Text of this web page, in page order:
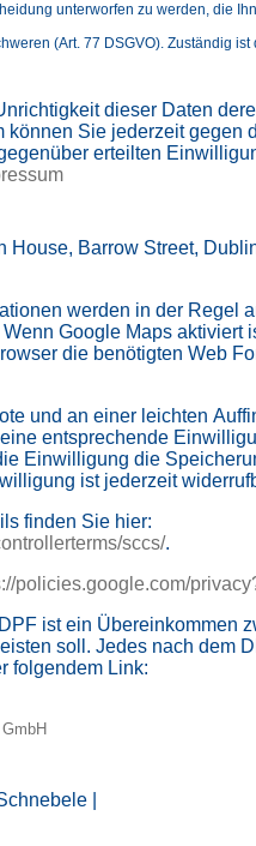
unterworfen zu werden, die
(Art. 77 DSGVO). Zuständig
dieser Daten
Sie jederzeit gegen
erteilten
Barrow Street,
werden in der Regel
Google Maps aktiviert
die benötigten Web
und an einer leichten
entsprechende
Einwilligung die
ist jederzeit
sccs/.
policies.google.com/
ist ein Übereinkommen
soll. Jedes nach dem
|